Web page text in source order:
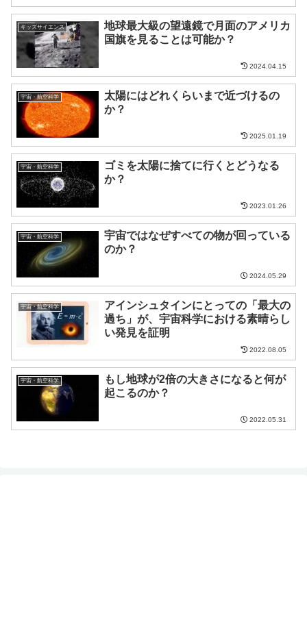
キッズサイエンス
地球最大級の望遠鏡で月面のアメリカ
国旗を見ることは可能か？
2024.04.15
宇宙・航空科学
太陽にはどれくらいまで近づけるの
か？
2025.01.19
宇宙・航空科学
ゴミを太陽に捨てに行くとどうなる
か？
2023.01.26
宇宙・航空科学
宇宙ではなぜすべての物が回っている
のか？
2024.05.29
宇宙・航空科学
アインシュタインにとっての「最大の
過ち」が、宇宙科学における素晴らし
い発見を証明
2022.08.05
宇宙・航空科学
もし地球が2倍の大きさになると何が
起こるのか？
2022.05.31